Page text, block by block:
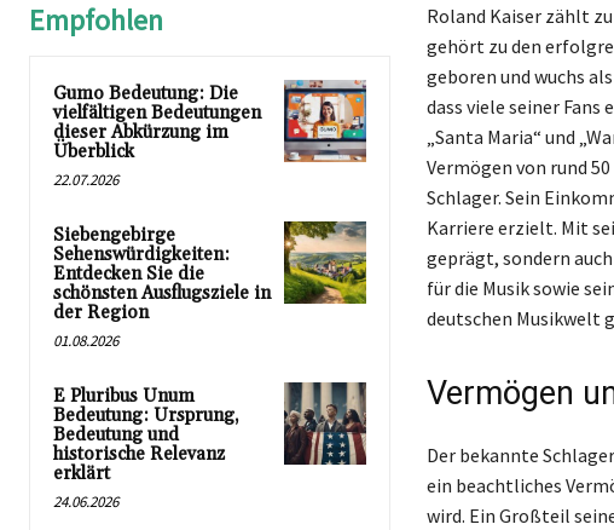
Empfohlen
Gumo Bedeutung: Die
vielfältigen Bedeutungen
dieser Abkürzung im
Überblick
22.07.2026
Siebengebirge
Sehenswürdigkeiten:
Entdecken Sie die
schönsten Ausflugsziele in
der Region
01.08.2026
E Pluribus Unum
Bedeutung: Ursprung,
Bedeutung und
historische Relevanz
erklärt
24.06.2026
Roland Kaiser zählt
gehört zu den
geboren und wuchs
dass viele seiner
„Santa Maria“ und
Vermögen von rund
Schlager. Sein
Karriere erzielt. Mit
geprägt, sondern
für die Musik sowie
deutschen Musikwelt
Vermögen
Der bekannte
ein beachtliches
wird. Ein Großteil